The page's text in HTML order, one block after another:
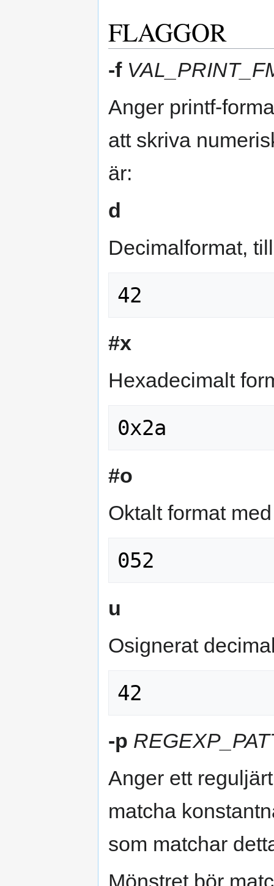
FLAGGOR
-f
Anger printf-
att skriva
är:
d
Decimalformat,
#x
Hexadecimalt
#o
Oktalt format
u
Osignerat
-p
Anger ett
matcha
som matchar